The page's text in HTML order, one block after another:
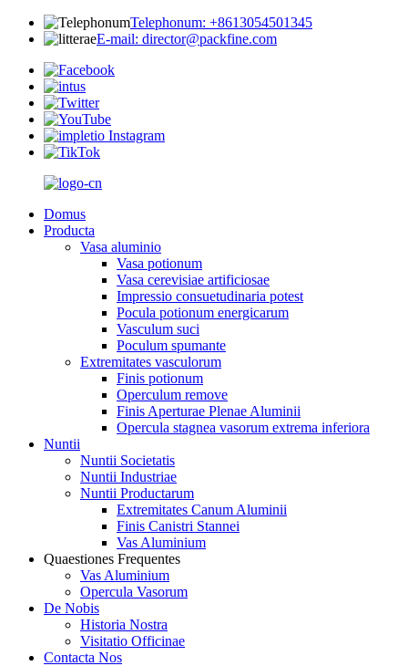
Telephonum: +8613054501345
E-mail: director@packfine.com
Domus
Producta
Vasa aluminio
Vasa potionum
Vasa cerevisiae artificiosae
Impressio consuetudinaria potest
Pocula potionum energicarum
Vasculum suci
Poculum spumante
Extremitates vasculorum
Finis potionum
Operculum remove
Finis Aperturae Plenae Aluminii
Opercula stagnea vasorum extrema inferiora
Nuntii
Nuntii Societatis
Nuntii Industriae
Nuntii Productarum
Extremitates Canum Aluminii
Finis Canistri Stannei
Vas Aluminium
Quaestiones Frequentes
Vas Aluminium
Opercula Vasorum
De Nobis
Historia Nostra
Visitatio Officinae
Contacta Nos